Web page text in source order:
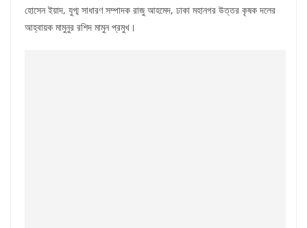
হোসেন ইয়াদ, যুগ্ম সাধারণ সম্পাদক রাজু আহমেদ, ঢাকা মহানগর উত্তর কৃষক দলের
আহ্বায়ক মামুনুর রশিদ মামুন প্রমুখ।